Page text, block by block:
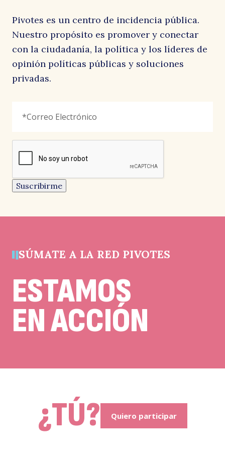
señala
campo
un
campo
de
debe
Electrónico *
reCAPTCHA
Suscribirme
Pivotes es un centro de incidencia pública.
Nuestro propósito es promover y conectar
con la ciudadanía, la política y los líderes de
opinión políticas públicas y soluciones
privadas.
SÚMATE A LA RED PIVOTES
ESTAMOS
EN ACCIÓN
¿TÚ? Quiero participar